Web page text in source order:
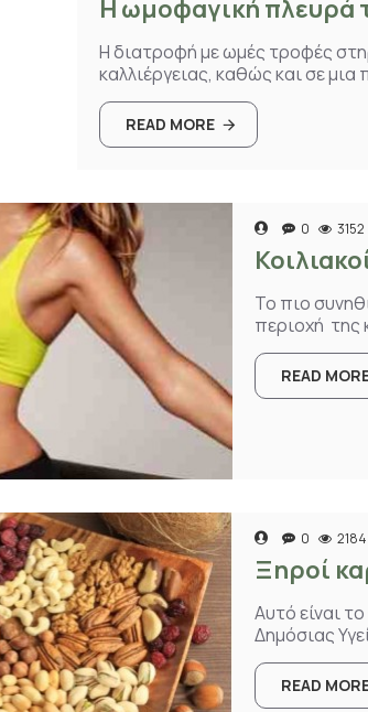
Η ωμοφαγική πλευρά
Η διατροφή με ωμές τροφές
καλλιέργειας, καθώς και σε
READ MORE
0 3152
Το πιο
περιοχή της
READ
0 2184
Ξηροί
Αυτό είναι
Δημόσιας
READ